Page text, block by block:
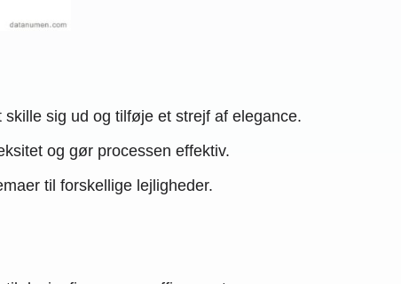
sig ud og tilføje et strejf af elegance.
og gør processen effektiv.
til forskellige lejligheder.